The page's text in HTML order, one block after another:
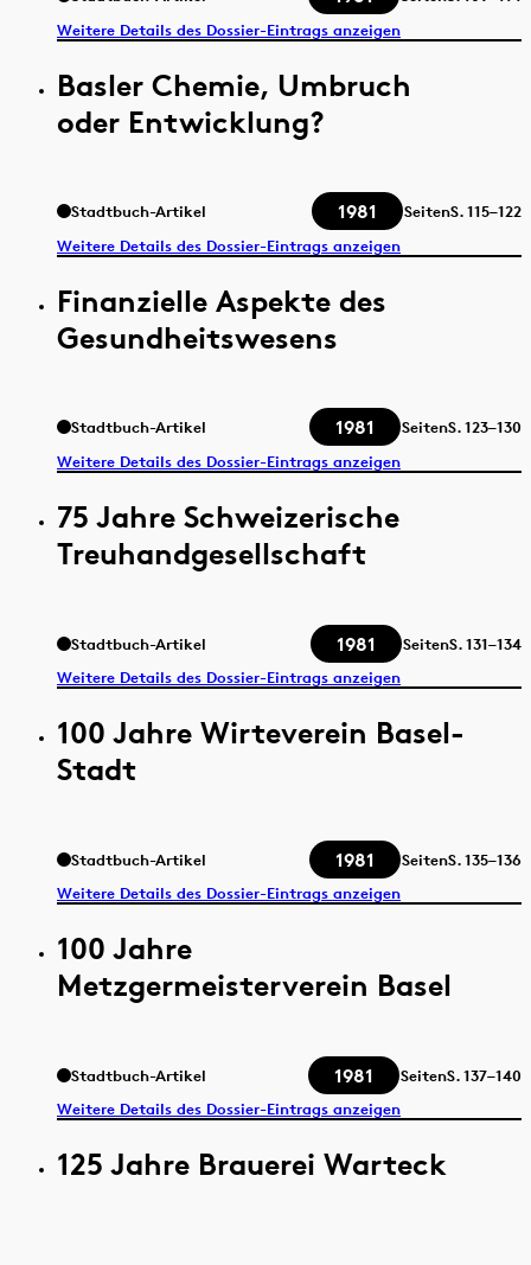
Weitere Details des Dossier-Eintrags anzeigen
Basler Chemie, Umbruch
oder Entwicklung?
Stadtbuch-Artikel 1981 SeitenS.115–122
Weitere Details des Dossier-Eintrags anzeigen
Finanzielle Aspekte des
Gesundheitswesens
Stadtbuch-Artikel 1981 SeitenS.123–130
Weitere Details des Dossier-Eintrags anzeigen
75 Jahre Schweizerische
Treuhandgesellschaft
Stadtbuch-Artikel 1981 SeitenS.131–134
Weitere Details des Dossier-Eintrags anzeigen
100 Jahre Wirteverein Basel-
Stadt
Stadtbuch-Artikel 1981 SeitenS.135–136
Weitere Details des Dossier-Eintrags anzeigen
100 Jahre
Metzgermeisterverein Basel
Stadtbuch-Artikel 1981 SeitenS.137–140
Weitere Details des Dossier-Eintrags anzeigen
125 Jahre Brauerei Warteck